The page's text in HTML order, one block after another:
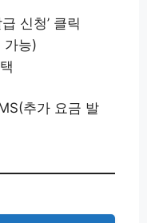
신청’ 클릭
가능)
추가 요금 발